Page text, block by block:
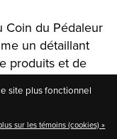
Coin du Pédaleur
un détaillant
produits et de
site plus fonctionnel
sur les témoins (cookies) »